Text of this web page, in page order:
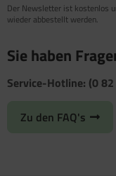
Der Newsletter ist kostenlos
wieder abbestellt werden.
Sie haben
Service-Hotline: (0
Zu den FAQ's